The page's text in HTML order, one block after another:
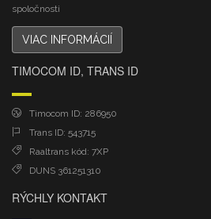
spoločnosti
VIAC INFORMÁCIÍ
TIMOCOM ID, TRANS ID
Timocom ID: 286950
Trans ID: 543715
Raaltrans kód: 7XP
DUNS 361251310
RÝCHLY KONTAKT